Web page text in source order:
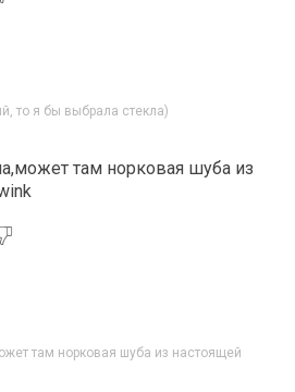
то я бы выбрала стекла)
там норковая шуба из
там норковая шуба из настоящей